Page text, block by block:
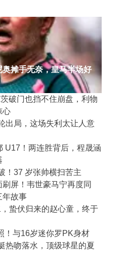
奥摊手无奈，皇马半场好
茨破门也挡不住崩盘，利物
心
出局，这场失利太让人意
U17！两连胜背后，程晟涵
！37 岁张帅横扫苦主
屏！韦世豪马宁再度同
年故事
蛰伏归来的赵心童，终于
！与16岁迷你罗PK身材
热吻落水，顶级球星的夏